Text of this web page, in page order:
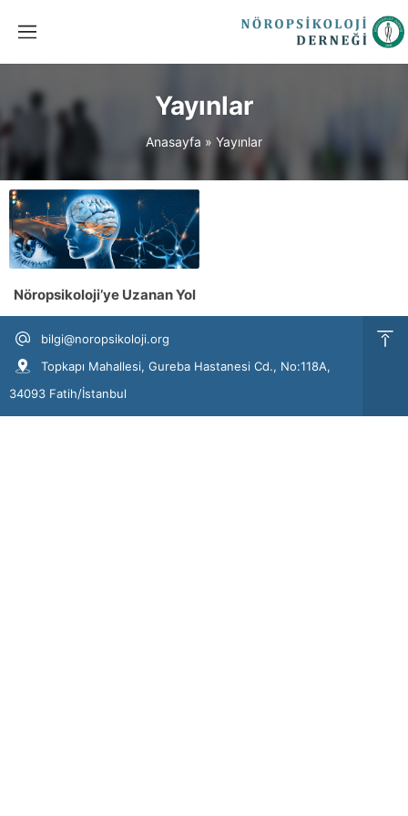
Yayınlar
Anasayfa » Yayınlar
Nöropsikoloji’ye Uzanan Yol
bilgi@noropsikoloji.org
Topkapı Mahallesi, Gureba Hastanesi Cd., No:118A,
34093 Fatih/İstanbul